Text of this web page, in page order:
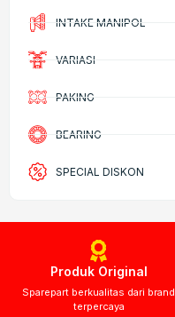
INTAKE MANIPOL
VARIASI
PAKING
BEARING
SPECIAL DISKON
Produk Original
Sparepart berkualitas dari brand
terpercaya